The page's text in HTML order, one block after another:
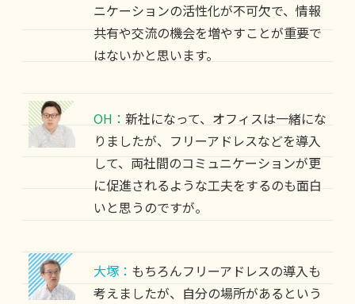
ニケーションの活性化が不可欠で、情報
共有や交流の機会を増やすことが重要で
はないかと思います。
OH： 新社になって、オフィスは一緒にな
りましたが、フリーアドレスなどを導入
して、両社間のコミュニケーションが更
に促進されるような工夫をするのも面白
いと思うのですが。
大塚： もちろんフリーアドレスの導入も
考えましたが、自分の場所があるという